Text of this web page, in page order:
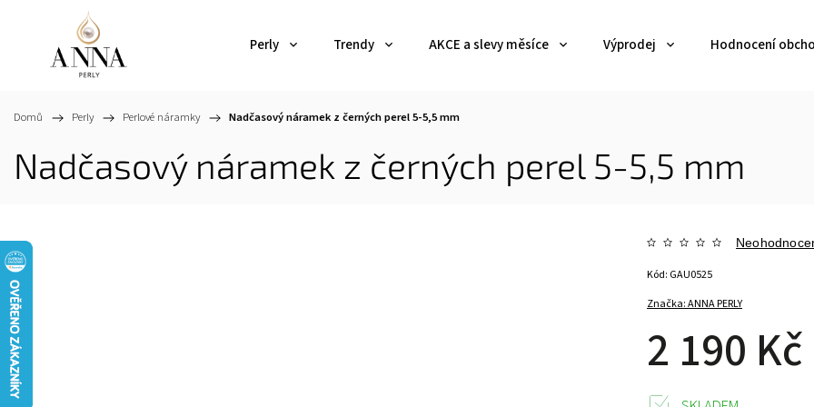
Perly Trendy AKCE a slevy měsíce Výprodej Hodnocení
Domů / Perly / Perlové náramky / Nadčasový náramek z černých perel 5-5,5 mm
Nadčasový náramek z černých perel 5-5,5 mm
Značka:ANNA PERLY
2 190 Kč
Kód: GAU0525